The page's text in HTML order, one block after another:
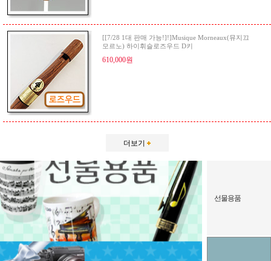
[[7/28 1대 판매 가능!]!]Musique Morneaux(뮤지끄
모르노) 하이휘슬로즈우드 D키
610,000원
더보기
선물용품